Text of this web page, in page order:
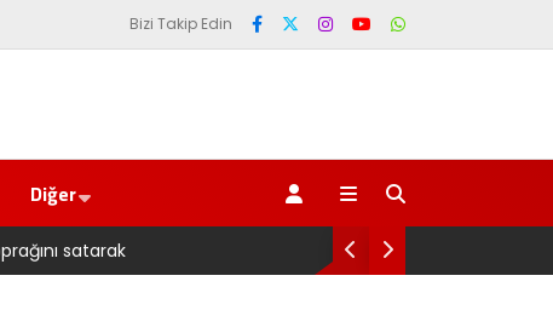
Bizi Takip Edin
Diğer
Pazarlı Kadın Balıkçılara